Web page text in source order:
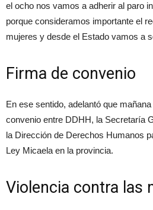
el ocho nos vamos a adherir al paro
porque consideramos importante el
mujeres y desde el Estado vamos a
Firma de convenio
En ese sentido, adelantó que
convenio entre DDHH, la Secretaría
la Dirección de Derechos Humanos
Ley Micaela en la provincia.
Violencia contra las